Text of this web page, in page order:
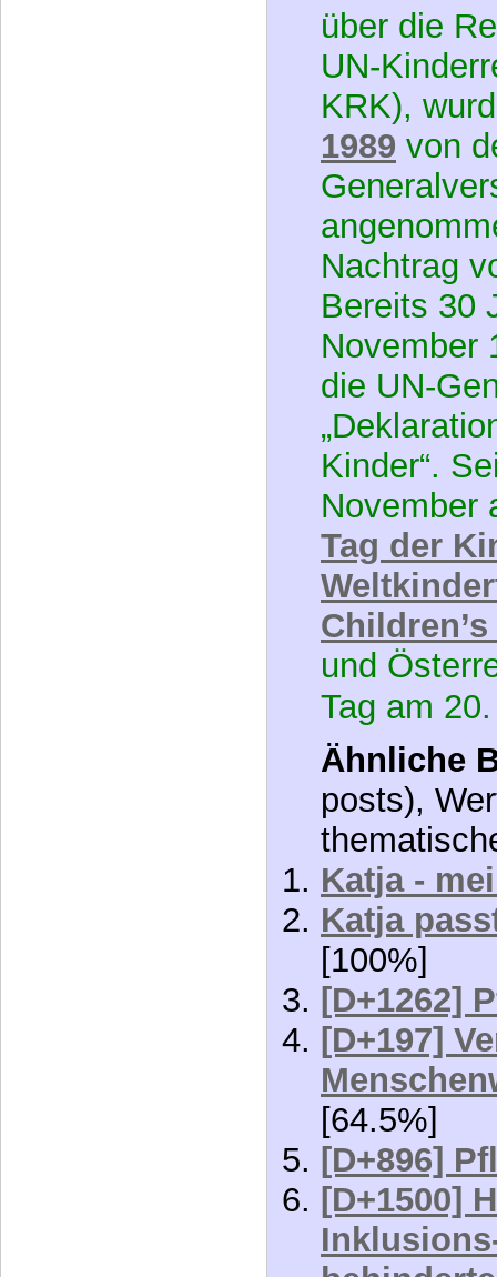
UN-
KRK),
1989von
Nachtrag
Bereits 30
November
die UN-
Kinder“.
November
Tag der
Children’s
und
Tag am
Ähnliche
posts),
Katja -
Katja
[100%]
[D+1262]
[D+197]
[64.5%]
[D+896]
[D+1500]